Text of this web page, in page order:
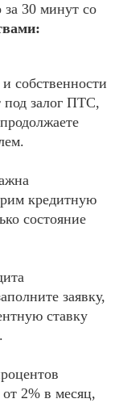
за 30 минут со
собственности
под залог ПТС,
кредитную
состояние
заявку,
ставку
2% в месяц,